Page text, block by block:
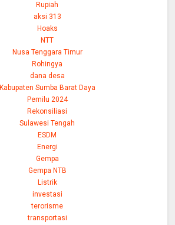
Rupiah
aksi 313
Hoaks
NTT
Nusa Tenggara Timur
Rohingya
dana desa
Kabupaten Sumba Barat Daya
Pemilu 2024
Rekonsiliasi
Sulawesi Tengah
ESDM
Energi
Gempa
Gempa NTB
Listrik
investasi
terorisme
transportasi